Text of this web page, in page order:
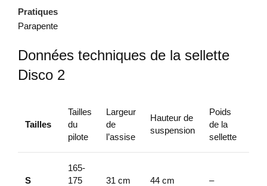
Pratiques
Parapente
Données techniques de la sellette
Disco 2
Tailles
Tailles
du
pilote
Largeur
de
l’assise
Hauteur de
suspension
Poids
de la
sellette
S
165-
175
31 cm 44 cm –